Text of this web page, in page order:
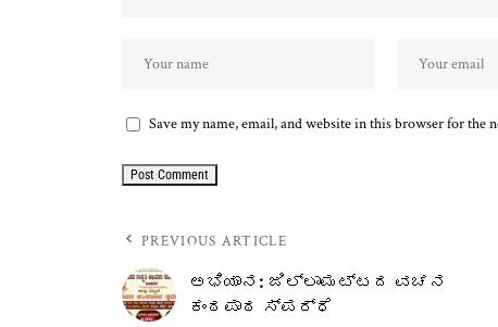
Save my name, email, and website in this browser for the
PREVIOUS ARTICLE
ಅಭಿಯಾನ: ಜಿಲ್ಲಾಮಟ್ಟದ ವಚನ
ಕಂಠಪಾಠ ಸ್ಪರ್ಧೆ